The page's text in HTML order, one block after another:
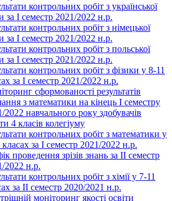
контрольних робіт з української
за І семестр 2021/2022 н.р.
контрольних робіт з німецької
за І семестр 2021/2022 н.р.
контрольних робіт з польської
за І семестр 2021/2022 н.р.
контрольних робіт з фізики у 8-11
за І семестр 2021/2022 н.р.
сформованості результатів
з математики на кінець І семестру
2022 навчального року здобувачів
4 класів колегіуму
контрольних робіт з математики у
класах за І семестр 2021/2022 н.р.
проведення зрізів знань за ІІ семестр
2022 н.р.
контрольних робіт з хімії у 7-11
за ІІ семестр 2020/2021 н.р.
моніторинг якості освіти